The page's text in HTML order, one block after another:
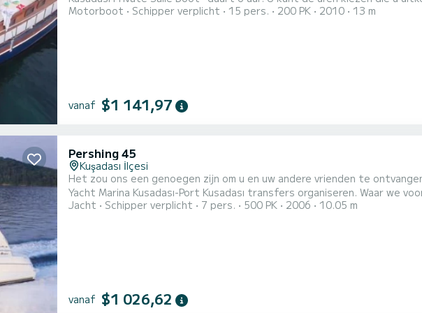
door ons laten verzorgen. Waar we zullen aanmeren: 1- Kasteel
Motorboot Schipper verplicht 15 pers. 200 PK 2010 13 m
vanaf $1 141,97
Pershing 45
Kuşadası İlçesi
Het zou ons een genoegen zijn om u en uw andere vrienden te
Yacht Marina Kusadası-Port Kusadası transfers organiseren. Waar we
beslaat, ligt op een natuurlijke rots. De geschiedenis gaat terug tot de
Jacht Schipper verplicht 7 pers. 500 PK 2006 10.05 m
vanaf $1 026,62